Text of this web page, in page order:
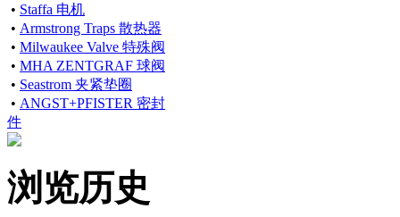
• Staffa 电机
• Armstrong Traps 散热器
• Milwaukee Valve 特殊阀
• MHA ZENTGRAF 球阀
• Seastrom 夹紧垫圈
• ANGST+PFISTER 密封
件
浏览历史